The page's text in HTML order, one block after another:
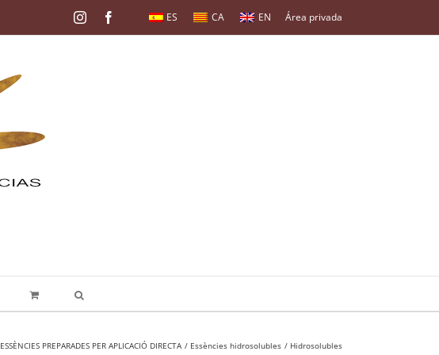
InstagramFacebook ES CA EN Área privada
ESSÈNCIES PREPARADES PER APLICACIÓ DIRECTA Essències hidrosolubles Hidrosolubles